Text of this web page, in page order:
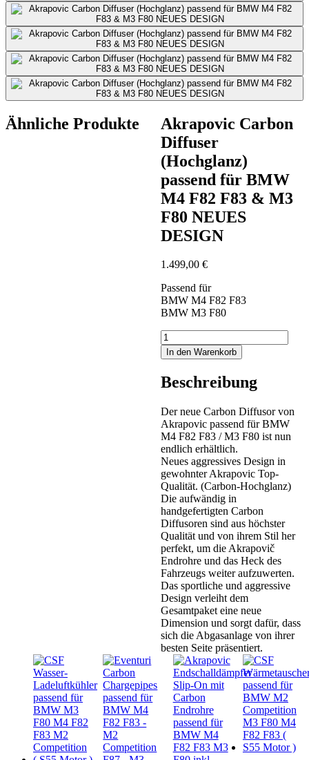
Akrapovic Carbon
Diffuser
(Hochglanz)
passend für BMW
M4 F82 F83 & M3
F80 NEUES
DESIGN
1.499,00 €
Passend für
BMW M4 F82 F83
BMW M3 F80
Akrapovic
Carbon
Diffuser
(Hochglanz)
passend
BMW
M4
F82
F83
&
M3
F80
NEUES
DESIGN
Menge
In den Warenkorb
Beschreibung
Der neue Carbon Diffusor von
Akrapovic passend für BMW
M4 F82 F83 / M3 F80 ist nun
endlich erhältlich.
Neues aggressives Design in
gewohnter Akrapovic Top-
Qualität. (Carbon-Hochglanz)
Die aufwändig in
handgefertigten Carbon
Diffusoren sind aus höchster
Qualität und von ihrem Stil her
perfekt, um die Akrapovič
Endrohre und das Heck des
Fahrzeugs weiter aufzuwerten.
Das sportliche und aggressive
Design verleiht dem
Gesamtpaket eine neue
Dimension und sorgt dafür, dass
sich die Abgasanlage von ihrer
besten Seite präsentiert.
Ähnliche Produkte